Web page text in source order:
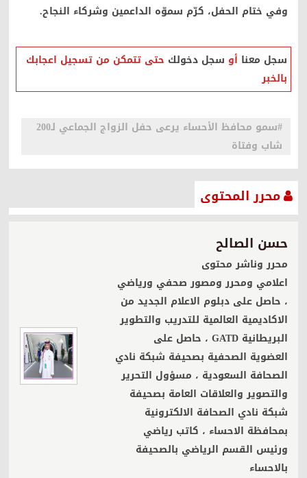
وفي ختام الحفل، كرّم سموّه الداعمين وشركاء النجاح.
سجل معنا أو سجل دخولك حتى تتمكن من تسجيل اعجابك
بالخبر
#سمو محافظ الأحساء يرعى حفل الزواج الجماعي لـ200
شاب وفتاة
محرر المحتوى
حسن الصالح
محرر وناشر محتوى
اعلامي ومحرر ومصور صحفي ورياضي
، حاصل على دبلوم الاعلام الجديد من
الاكاديمية العالمية للتدريب والتطوير
البريطانية GATD ، حاصل على
العضوية الصحفية بصحيفة شبكة نادي
الصحافة السعودية ، مسؤول التحرير
والتصوير والعلاقات العامة بصحيفة
شبكة نادي الصحافة الالكترونية
بمحافظة الاحساء ، كاتب رياضي
ورئيس القسم الرياضي بالصحيفة
بالاحساء